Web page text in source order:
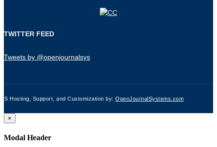
TWITTER FEED
Tweets by @openjournalsys
Hosting, Support, and Customization by: OpenJournalSystems.com
×
Modal Header